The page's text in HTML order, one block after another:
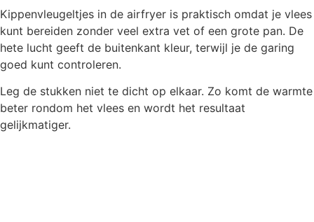
Kippenvleugeltjes in de airfryer is praktisch omdat je vlees
kunt bereiden zonder veel extra vet of een grote pan. De
hete lucht geeft de buitenkant kleur, terwijl je de garing
goed kunt controleren.
Leg de stukken niet te dicht op elkaar. Zo komt de warmte
beter rondom het vlees en wordt het resultaat
gelijkmatiger.